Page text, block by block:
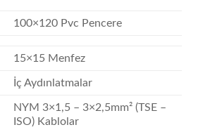
100×120 Pvc Pencere
15×15 Menfez
İç Aydınlatmalar
NYM 3×1,5 – 3×2,5mm² (TSE –
ISO) Kablolar